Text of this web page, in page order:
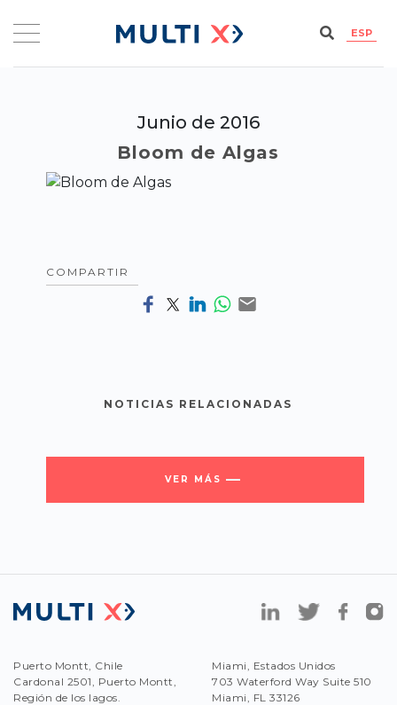
ESP
Junio de 2016
Bloom de Algas
COMPARTIR
NOTICIAS RELACIONADAS
VER MÁS
Puerto Montt, Chile
Cardonal 2501, Puerto Montt,
Región de los lagos.
Miami, Estados Unidos
703 Waterford Way Suite 510
Miami, FL 33126